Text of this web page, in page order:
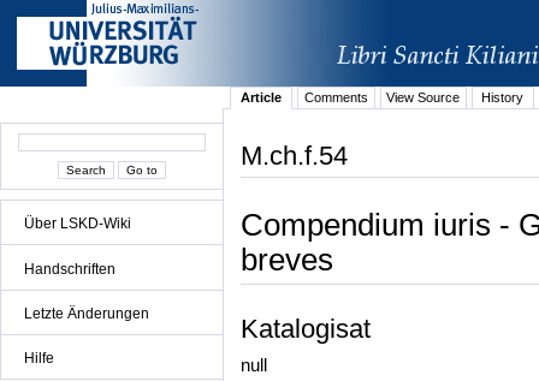
Über LSKD-Wiki
Handschriften
Letzte Änderungen
Hilfe
Article Comments View Source History
M.ch.f.54
Compendium iuris -
breves
Katalogisat
null